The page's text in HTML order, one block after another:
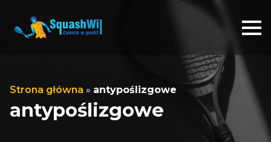
Strona główna » antypoślizgowe
antypoślizgowe